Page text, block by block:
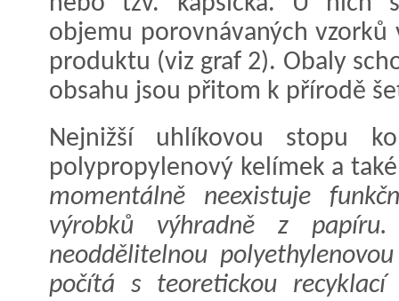
objemu porovnávaných
produktu (viz graf 2). Obaly
obsahu jsou přitom k přírodě
Nejnižší uhlíkovou stopu
polypropylenový kelímek a
momentálně neexistuje
výrobků výhradně z
neoddělitelnou
počítá s teoretickou